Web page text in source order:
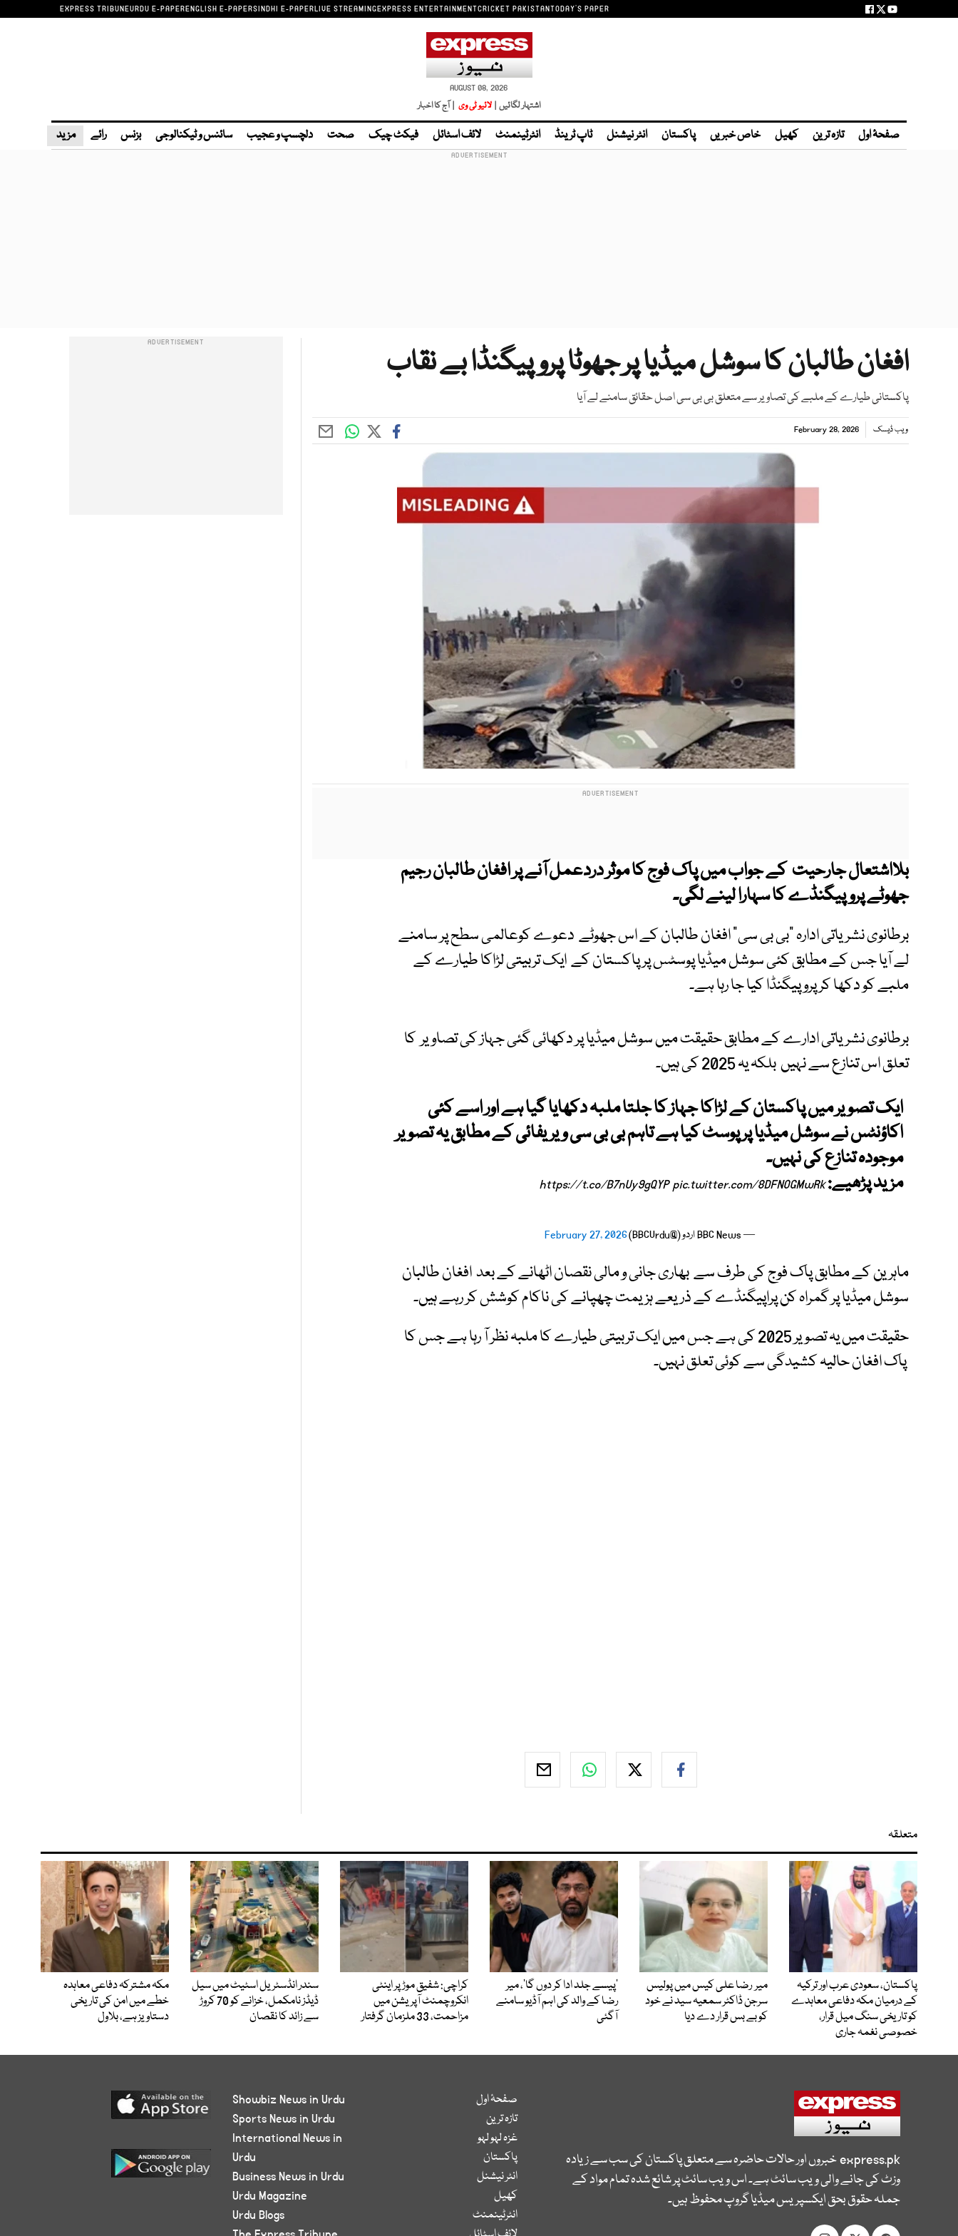
EXPRESS TRIBUNEURDU E-PAPERENGLISH E-PAPERSINDHI E-PAPERLIVE STREAMINGEXPRESS ENTERTAINMENTCRICKET PAKISTANTODAY'S PAPER
AUGUST 08, 2026
اشتہار لگائیں | لائیو ٹی وی | آج کا اخبار
صفحۂ اول تازہ ترین کھیل خاص خبریں پاکستان انٹر نیشنل ٹاپ ٹرینڈ انٹرٹینمنٹ لائف اسٹائل فیکٹ چیک صحت دلچسپ و عجیب سائنس و ٹیکنالوجی بزنس رائے مزید
افغان طالبان کا سوشل میڈیا پر جھوٹا پروپیگنڈا بے نقاب
پاکستانی طیارے کے ملبے کی تصاویر سے متعلق بی بی سی اصل حقائق سامنے لے آیا
ویب ڈیسک February 28, 2026
بلااشتعال جارحیت کے جواب میں پاک فوج کا موثر دردعمل آنے پر افغان طالبان رجیم
جھوٹے پروپیگنڈے کا سہارا لینے لگی۔
برطانوی نشریاتی ادارہ "بی بی سی" افغان طالبان کے اس جھوٹے دعوے کوعالمی سطح پر سامنے
لے آیا جس کے مطابق کئی سوشل میڈیا پوسٹس پر پاکستان کے ایک تربیتی لڑاکا طیارے کے
ملبے کو دکھا کر پروپیگنڈا کیا جا رہا ہے۔
برطانوی نشریاتی ادارے کے مطابق حقیقت میں سوشل میڈیا پر دکھائی گئی جہاز کی تصاویر کا
تعلق اس تنازع سے نہیں بلکہ یہ 2025 کی ہیں۔
ایک تصویر میں پاکستان کے لڑاکا جہاز کا جلتا ملبہ دکھایا گیا ہے اور اسے کئی
اکاؤنٹس نے سوشل میڈیا پر پوسٹ کیا ہے تاہم بی بی سی ویریفائی کے مطابق یہ تصویر
موجودہ تنازع کی نہیں۔
مزید پڑھیے:
https://t.co/B7nUy9gQYP pic.twitter.com/8DFNOGMwRk
— BBC News اردو (@BBCUrdu) February 27, 2026
ماہرین کے مطابق پاک فوج کی طرف سے بھاری جانی و مالی نقصان اٹھانے کے بعد افغان طالبان
سوشل میڈیا پر گمراہ کن پراپیگنڈے کے ذریعے ہزیمت چھپانے کی ناکام کوشش کر رہے ہیں۔
حقیقت میں یہ تصویر 2025 کی ہے جس میں ایک تربیتی طیارے کا ملبہ نظر آ رہا ہے جس کا
پاک افغان حالیہ کشیدگی سے کوئی تعلق نہیں۔
متعلقہ
پاکستان، سعودی عرب اور ترکیہ
کے درمیان مکہ دفاعی معاہدے
کو تاریخی سنگ میل قرار،
خصوصی نغمہ جاری
میر رضا علی کیس میں پولیس
سرجن ڈاکٹر سمعیہ سید نے خود
کو بے بس قرار دے دیا
’پیسے جلد ادا کر دوں گا‘، میر
رضا کے والد کی اہم آڈیو سامنے
آگئی
کراچی: شفیق موڑ پر اینٹی
انکروچمنٹ آپریشن میں
مزاحمت، 33 ملزمان گرفتار
سندر انڈسٹریل اسٹیٹ میں سیل
ڈیڈز نامکمل، خزانے کو 70 کروڑ
سے زائد کا نقصان
مکہ مشترکہ دفاعی معاہدہ
خطے میں امن کی تاریخی
دستاویز ہے، بلاول
express.pkخبروں اور حالات حاضرہ سے متعلق پاکستان کی سب سے زیادہ
وزٹ کی جانے والی ویب سائٹ ہے۔ اس ویب سائٹ پر شائع شدہ تمام مواد کے
جملہ حقوق بحق ایکسپریس میڈیا گروپ محفوظ ہیں۔
صفحۂ اول
تازہ ترین
غزہ لہو لہو
پاکستان
انٹر نیشنل
کھیل
انٹرٹینمنٹ
Showbiz News in Urdu
Sports News in Urdu
International News in
Urdu
Business News in Urdu
Urdu Magazine
Urdu Blogs